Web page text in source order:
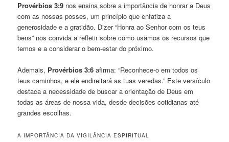
Provérbios 3:9 nos ensina sobre a importância de honrar a Deus
com as nossas posses, um princípio que enfatiza a
generosidade e a gratidão. Dizer “Honra ao Senhor com os teus
bens” nos convida a refletir sobre como usamos os recursos que
temos e a considerar o bem-estar do próximo.
Ademais, Provérbios 3:6 afirma: “Reconhece-o em todos os
teus caminhos, e ele endireitará as tuas veredas.” Este versículo
destaca a necessidade de buscar a orientação de Deus em
todas as áreas de nossa vida, desde decisões cotidianas até
grandes escolhas.
A IMPORTÂNCIA DA VIGILÂNCIA ESPIRITUAL